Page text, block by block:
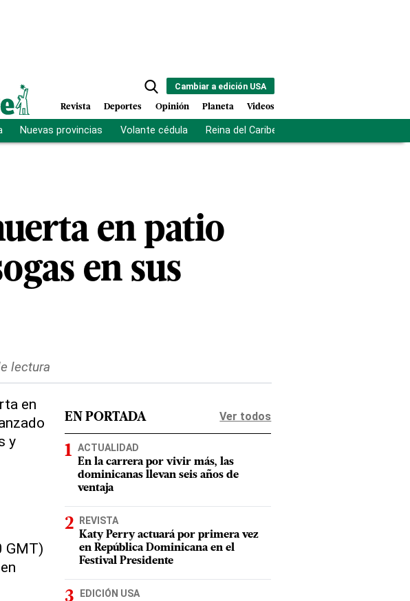
Cambiar a edición USA
Revista Deportes Opinión Planeta Videos
Nuevas provincias Volante cédula Reina del Caribe
en patio
en sus
lectura
en
y
GMT)
EN PORTADA Ver todos
ACTUALIDAD
En la carrera por vivir más, las
dominicanas llevan seis años de
ventaja
REVISTA
Katy Perry actuará por primera vez
en República Dominicana en el
Festival Presidente
EDICIÓN USA